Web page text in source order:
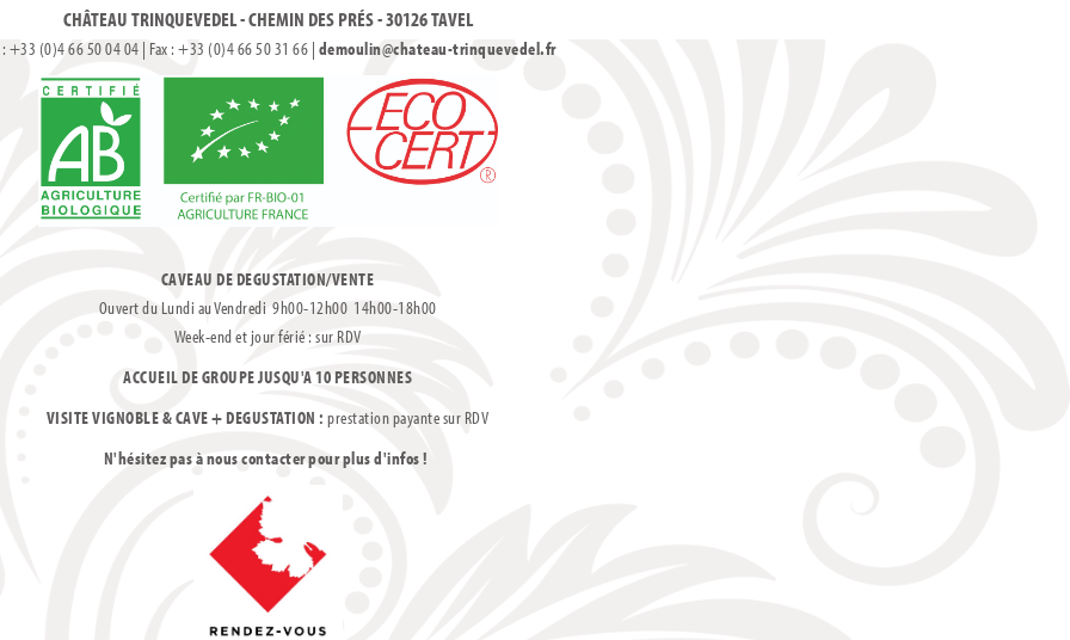
CHÂTEAU TRINQUEVEDEL - CHEMIN DES PRÉS - 30126 TAVEL
: +33 (0)4 66 50 04 04 | Fax : +33 (0)4 66 50 31 66 | demoulin@chateau-trinquevedel.fr
CAVEAU DE DEGUSTATION/VENTE
Ouvert du Lundi au Vendredi 9h00-12h00 14h00-18h00
Week-end et jour férié : sur RDV
ACCUEIL DE GROUPE JUSQU'A 10 PERSONNES
VISITE VIGNOBLE & CAVE + DEGUSTATION :prestation payante sur RDV
N'hésitez pas à nous contacter pour plus d'infos !